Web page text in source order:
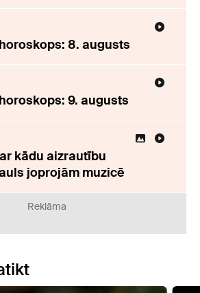
8. augusts
9. augusts
kādu aizrautību
joprojām muzicē
Reklāma